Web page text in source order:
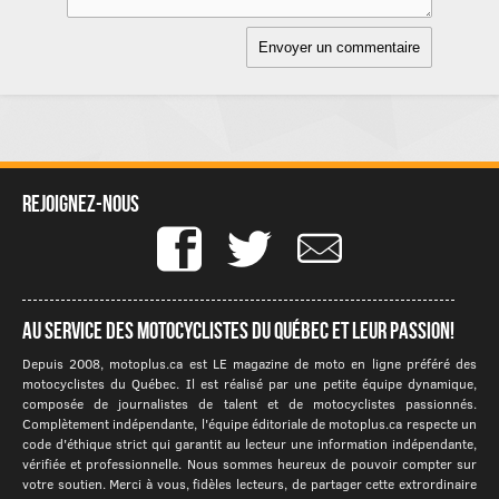
Rejoignez-nous
Au service des motocyclistes du québec et leur passion!
Depuis 2008, motoplus.ca est LE magazine de moto en ligne préféré des
motocyclistes du Québec. Il est réalisé par une petite équipe dynamique,
composée de journalistes de talent et de motocyclistes passionnés.
Complètement indépendante, l'équipe éditoriale de motoplus.ca respecte un
code d'éthique strict qui garantit au lecteur une information indépendante,
vérifiée et professionnelle. Nous sommes heureux de pouvoir compter sur
votre soutien. Merci à vous, fidèles lecteurs, de partager cette extrordinaire